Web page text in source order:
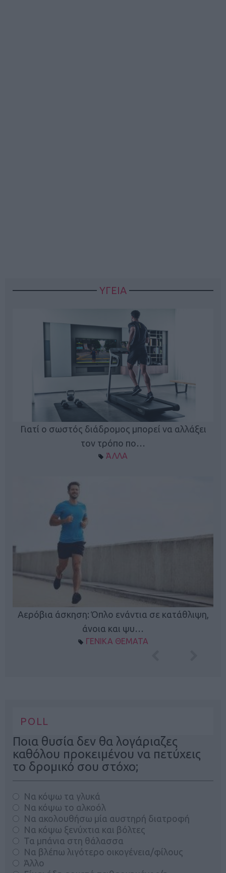
ΥΓΕΙΑ
Γιατί ο σωστός διάδρομος μπορεί να αλλάξει
τον τρόπο πο…
ΆΛΛΑ
Αερόβια άσκηση: Όπλο ενάντια σε κατάθλιψη,
άνοια και ψυ…
ΓΕΝΙΚΑ ΘΕΜΑΤΑ
POLL
Ποια θυσία δεν θα λογάριαζες
καθόλου προκειμένου να πετύχεις
το δρομικό σου στόχο;
Να κόψω τα γλυκά
Να κόψω το αλκοόλ
Να ακολουθήσω μία αυστηρή διατροφή
Να κόψω ξενύχτια και βόλτες
Τα μπάνια στη θάλασσα
Να βλέπω λιγότερο οικογένεια/φίλους
Άλλο